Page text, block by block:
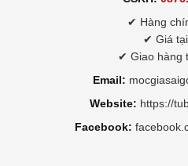
✔ Hàng
✔ Giá
✔ Giao hàng
Email:
Website: https://
Facebook: